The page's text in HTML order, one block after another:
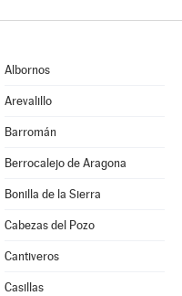
Albornos
Arevalillo
Barromán
Berrocalejo de Aragona
Bonilla de la Sierra
Cabezas del Pozo
Cantiveros
Casillas